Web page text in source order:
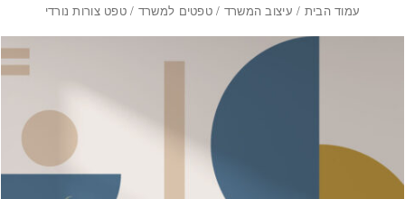
עמוד הבית / עיצוב המשרד /טפטים למשרד / טפט צורות נורדי